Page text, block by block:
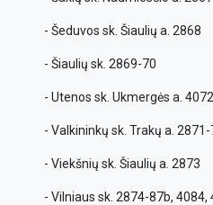
- Šeduvos sk. Šiaulių a. 2868
- Šiaulių sk. 2869-70
- Utenos sk. Ukmergės a. 4072
- Valkininkų sk. Trakų a. 2871-
- Viekšnių sk. Šiaulių a. 2873
- Vilniaus sk. 2874-87b, 4084,